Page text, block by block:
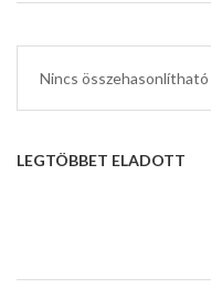
Nincs
LEGTÖBBET ELADOTT